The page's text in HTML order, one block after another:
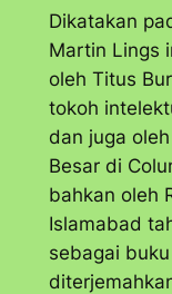
Dikatakan
Martin Lings
oleh Titus
tokoh
dan juga
Besar di
bahkan oleh
Islamabad
sebagai